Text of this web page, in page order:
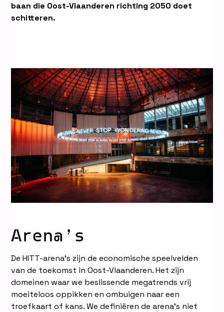
baan die Oost-Vlaanderen richting 2050 doet
schitteren.
Arena’s
De HITT-arena’s zijn de economische speelvelden
van de toekomst in Oost-Vlaanderen. Het zijn
domeinen waar we beslissende megatrends vrij
moeiteloos oppikken en ombuigen naar een
troefkaart of kans. We definiëren de arena’s niet